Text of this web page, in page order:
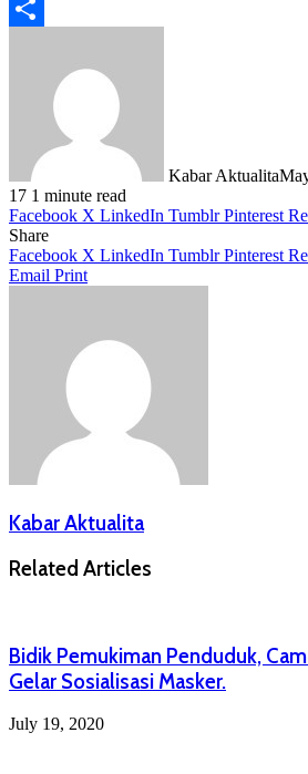
Telegram
Kabar Aktualita
17 1 minute read
Facebook X LinkedIn Tumblr Pinterest
Share
Facebook X LinkedIn Tumblr Pinterest
Email Print
Kabar Aktualita
Related Articles
Bidik Pemukiman Penduduk,
Gelar Sosialisasi Masker.
July 19, 2020